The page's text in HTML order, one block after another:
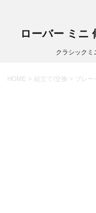
ローバー ミニ
クラシックミ
HOME > 組立て/交換 > ブレー